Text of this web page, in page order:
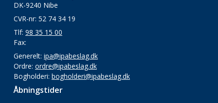
DK-9240 Nibe
CVR-nr: 52 74 34 19
Tlf: 98 35 15 00
Fax:
Generelt: ipa@ipabeslag.dk
Ordre: ordre@ipabeslag.dk
Bogholderi: bogholderi@ipabeslag.dk
Åbningstider